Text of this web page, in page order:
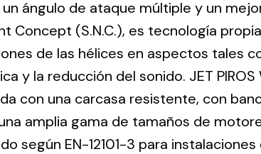
into
a greater
of
for
uses
Variety of solar
solutions for all
kinds of needs.
ángulo de ataque múltiple y un
Concept (S.N.C.), es tecnología
de las hélices en aspectos tales
y la reducción del sonido. JET
con una carcasa resistente, con
amplia gama de tamaños de
según EN-12101-3 para